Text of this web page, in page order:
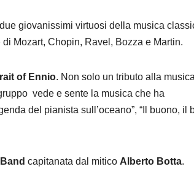
giovanissimi virtuosi della musica
Mozart, Chopin, Ravel, Bozza e Martin.
of Ennio. Non solo un tributo alla
vede e sente la musica che ha
del pianista sull’oceano”, “Il buono, il
capitanata dal mitico Alberto Botta.